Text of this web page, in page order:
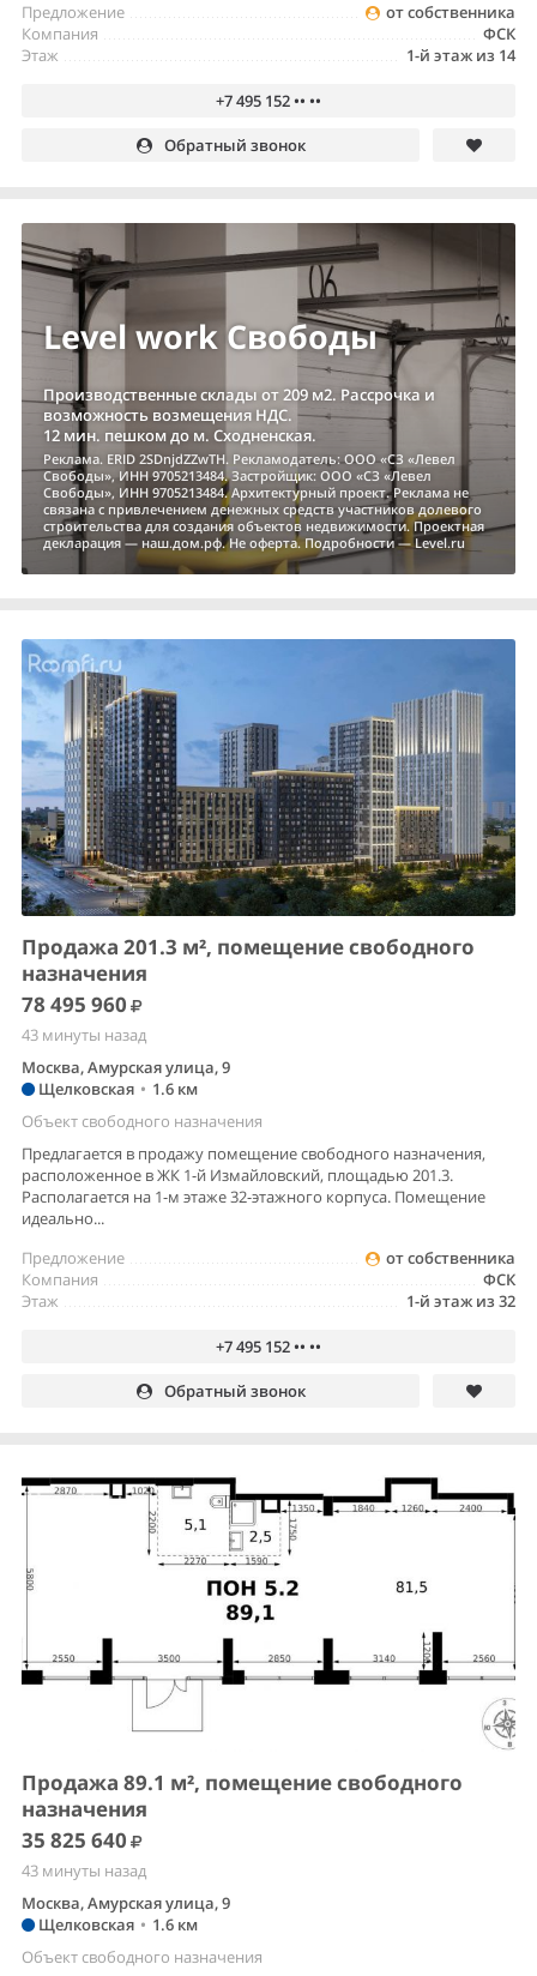
от собственника
Предложение
ФСК
Компания
1-й этаж из 14
Этаж
+7 495 152 •• ••
Обратный звонок
Level work Свободы
Производственные склады от 209 м2. Рассрочка и
возможность возмещения НДС.
12 мин. пешком до м. Сходненская.
Реклама. ERID 2SDnjdZZwTH. Рекламодатель: ООО «СЗ «Левел
Свободы», ИНН 9705213484. Застройщик: ООО «СЗ «Левел
Свободы», ИНН 9705213484. Архитектурный проект. Реклама не
связана с привлечением денежных средств участников долевого
строительства для создания объектов недвижимости. Проектная
декларация — наш.дом.рф. Не оферта. Подробности — Level.ru
Продажа 201.3 м², помещение свободного
назначения
78 495 960
43 минуты назад
Москва, Амурская улица, 9
Щелковская • 1.6 км
Объект свободного назначения
Предлагается в продажу помещение свободного назначения,
расположенное в ЖК 1-й Измайловский, площадью 201.3.
Располагается на 1-м этаже 32-этажного корпуса. Помещение
идеально...
от собственника
Предложение
ФСК
Компания
1-й этаж из 32
Этаж
+7 495 152 •• ••
Обратный звонок
Продажа 89.1 м², помещение свободного
назначения
35 825 640
43 минуты назад
Москва, Амурская улица, 9
Щелковская • 1.6 км
Объект свободного назначения